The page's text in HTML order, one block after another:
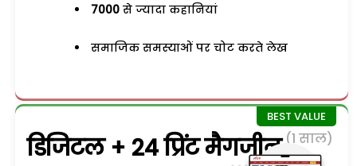
7000 से ज्यादा कहानियां
समाजिक समस्याओं पर चोट करते लेख
डिजिटल + 24 प्रिंट मैगजीन (1 साल)